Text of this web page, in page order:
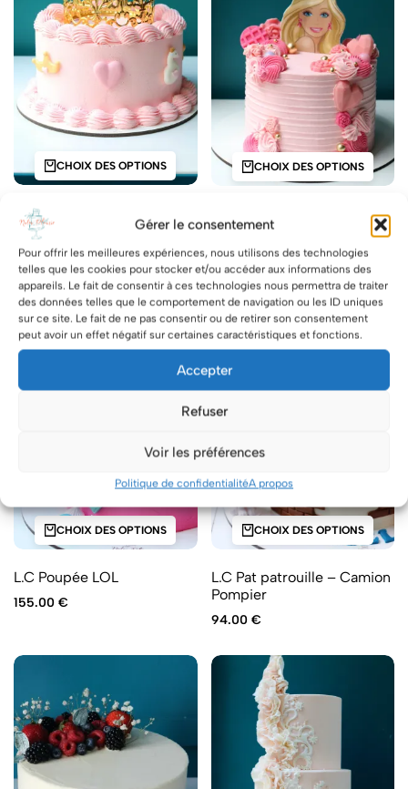
Gérer le consentement
Pour offrir les meilleures expériences, nous utilisons des technologies
telles que les cookies pour stocker et/ou accéder aux informations des
appareils. Le fait de consentir à ces technologies nous permettra de traiter
des données telles que le comportement de navigation ou les ID uniques
sur ce site. Le fait de ne pas consentir ou de retirer son consentement
peut avoir un effet négatif sur certaines caractéristiques et fonctions.
Accepter
Refuser
Voir les préférences
Politique de confidentialitéA propos
CHOIX DES OPTIONS
L.C Princesse Crown
99.00
CHOIX DES OPTIONS
CHOIX DES OPTIONS
L.C Poupée LOL
155.00 €
CHOIX DES OPTIONS
L.C Pat patrouille – Camion
Pompier
94.00 €